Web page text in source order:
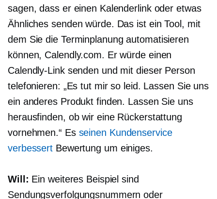
sagen, dass er einen Kalenderlink oder etwas
Ähnliches senden würde. Das ist ein Tool, mit
dem Sie die Terminplanung automatisieren
können, Calendly.com. Er würde einen
Calendly-Link senden und mit dieser Person
telefonieren: „Es tut mir so leid. Lassen Sie uns
ein anderes Produkt finden. Lassen Sie uns
herausfinden, ob wir eine Rückerstattung
vornehmen.“ Es seinen Kundenservice
verbessert Bewertung um einiges.
Will: Ein weiteres Beispiel sind
Sendungsverfolgungsnummern oder